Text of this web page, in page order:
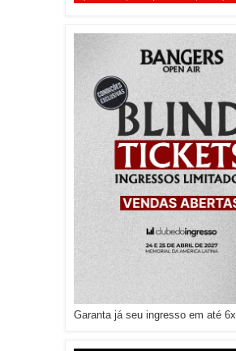
Garanta já seu ingresso em até 6x